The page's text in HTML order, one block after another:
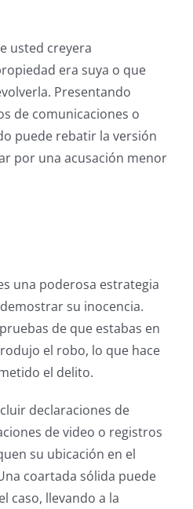
usted creyera
era suya o que
Presentando
de comunicaciones o
puede rebatir la versión
por una acusación menor
una poderosa estrategia
su inocencia.
de que estabas en
el robo, lo que hace
el delito.
declaraciones de
de video o registros
su ubicación en el
coartada sólida puede
caso, llevando a la